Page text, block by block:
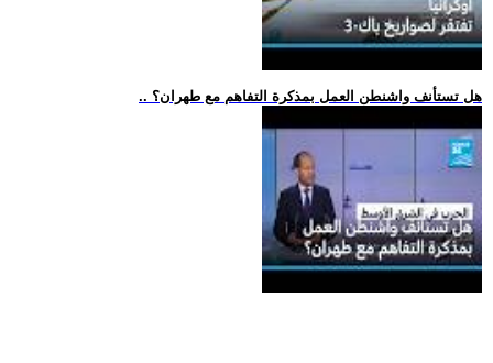
.. هل تستأنف واشنطن العمل بمذكرة التفاهم مع طهران؟